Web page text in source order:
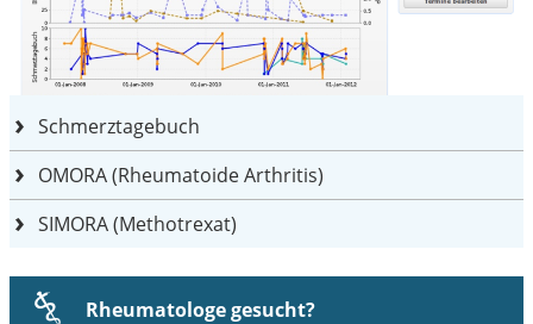
Schmerztagebuch
OMORA (Rheumatoide Arthritis)
SIMORA (Methotrexat)
Rheumatologe gesucht?